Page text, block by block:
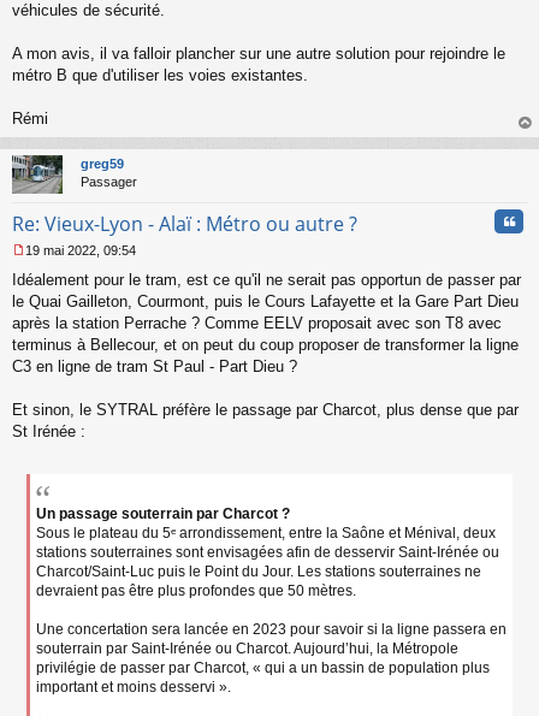
o
u
véhicules de sécurité.
A mon avis, il va falloir plancher sur une autre solution pour rejoindre le
métro B que d'utiliser les voies existantes.
Rémi
au
greg59
Passager
Re: Vieux-Lyon - Alaï : Métro ou autre ?
e
s
s
g
e
o
n
19 mai 2022, 09:54
Idéalement pour le tram, est ce qu'il ne serait pas opportun de passer par
le Quai Gailleton, Courmont, puis le Cours Lafayette et la Gare Part Dieu
après la station Perrache ? Comme EELV proposait avec son T8 avec
terminus à Bellecour, et on peut du coup proposer de transformer la ligne
C3 en ligne de tram St Paul - Part Dieu ?
Et sinon, le SYTRAL préfère le passage par Charcot, plus dense que par
St Irénée :
Un passage souterrain par Charcot ?
Sous le plateau du 5ᵉ arrondissement, entre la Saône et Ménival, deux
stations souterraines sont envisagées afin de desservir Saint-Irénée ou
Charcot/Saint-Luc puis le Point du Jour. Les stations souterraines ne
devraient pas être plus profondes que 50 mètres.
Une concertation sera lancée en 2023 pour savoir si la ligne passera en
souterrain par Saint-Irénée ou Charcot. Aujourd’hui, la Métropole
privilégie de passer par Charcot, « qui a un bassin de population plus
important et moins desservi ».